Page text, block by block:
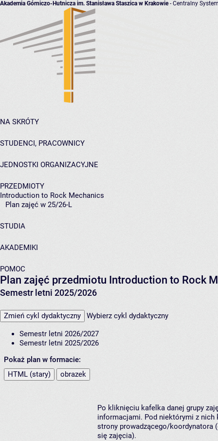
Akademia Górniczo-Hutnicza im. Stanisława Staszica w Krakowie- Centralny
NA SKRÓTY
STUDENCI, PRACOWNICY
JEDNOSTKI ORGANIZACYJNE
PRZEDMIOTY
Introduction to Rock Mechanics
Plan zajęć w 25/26-L
STUDIA
AKADEMIKI
POMOC
Plan zajęć przedmiotu Introduction to Rock
Semestr letni 2025/2026
Zmień cykl dydaktyczny Wybierz cykl dydaktyczny
Semestr letni 2026/2027
Semestr letni 2025/2026
Pokaż plan w formacie:
HTML (stary)
obrazek
Po kliknięciu kafelka danej grupy
informacjami. Pod niektórymi z nich
strony prowadzącego/koordynatora
się zajęcia).